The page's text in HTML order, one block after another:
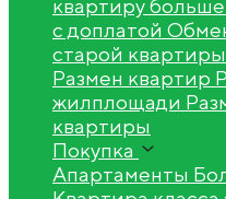
квартиру
с доплатой
старой
Размен квартир
жилплощади
квартиры
Покупка
Апартаменты